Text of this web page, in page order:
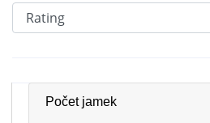
Počet jamek